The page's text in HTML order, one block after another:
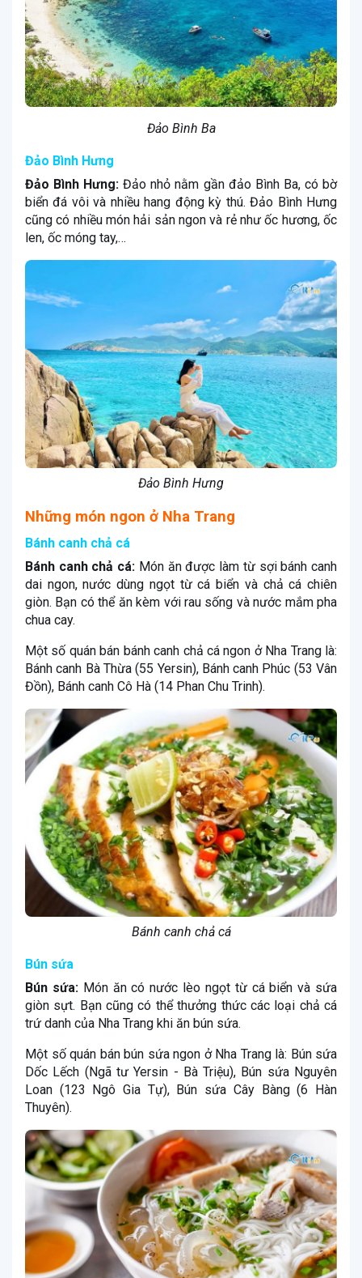
Đảo Bình Ba
Đảo Bình Hưng
Đảo Bình Hưng: Đảo nhỏ nằm gần đảo Bình Ba, có bờ
biển đá vôi và nhiều hang động kỳ thú. Đảo Bình Hưng
cũng có nhiều món hải sản ngon và rẻ như ốc hương, ốc
len, ốc móng tay,…
Đảo Bình Hưng
Những món ngon ở Nha Trang
Bánh canh chả cá
Bánh canh chả cá: Món ăn được làm từ sợi bánh canh
dai ngon, nước dùng ngọt từ cá biển và chả cá chiên
giòn. Bạn có thể ăn kèm với rau sống và nước mắm pha
chua cay.
Một số quán bán bánh canh chả cá ngon ở Nha Trang là:
Bánh canh Bà Thừa (55 Yersin), Bánh canh Phúc (53 Vân
Đồn), Bánh canh Cô Hà (14 Phan Chu Trinh).
Bánh canh chả cá
Bún sứa
Bún sứa:Món ăn có nước lèo ngọt từ cá biển và sứa
giòn sựt. Bạn cũng có thể thưởng thức các loại chả cá
trứ danh của Nha Trang khi ăn bún sứa.
Một số quán bán bún sứa ngon ở Nha Trang là: Bún sứa
Dốc Lếch (Ngã tư Yersin - Bà Triệu), Bún sứa Nguyên
Loan (123 Ngô Gia Tự), Bún sứa Cây Bàng (6 Hàn
Thuyên).